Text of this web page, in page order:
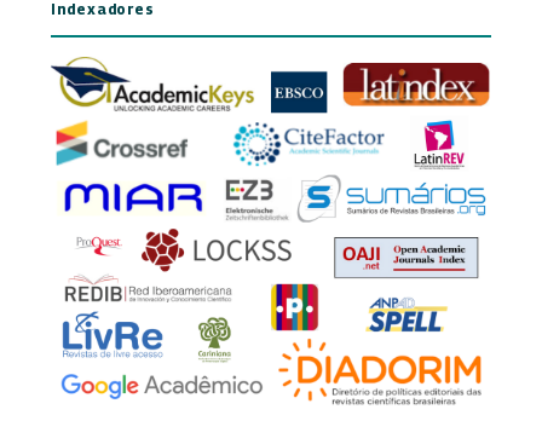
Indexadores